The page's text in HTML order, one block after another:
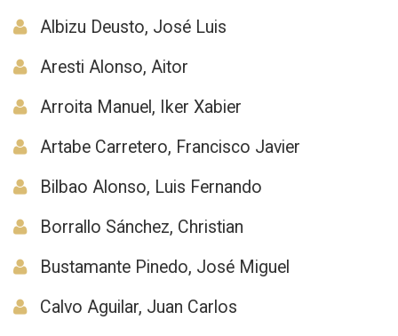
Albizu Deusto, José Luis
Aresti Alonso, Aitor
Arroita Manuel, Iker Xabier
Artabe Carretero, Francisco Javier
Bilbao Alonso, Luis Fernando
Borrallo Sánchez, Christian
Bustamante Pinedo, José Miguel
Calvo Aguilar, Juan Carlos